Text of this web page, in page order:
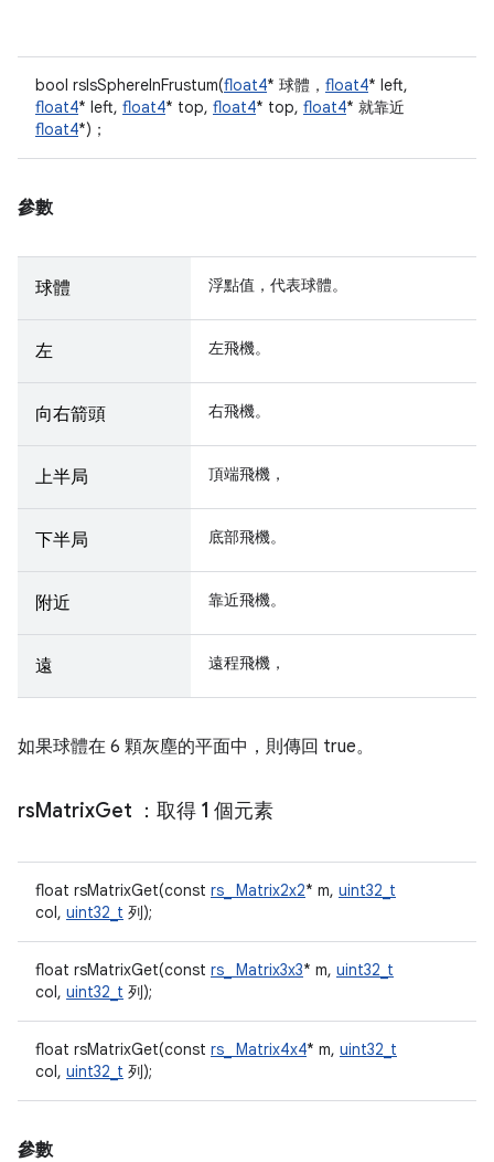
bool rsIsSphereInFrustum(float4* 球體， float4* left,
float4* left, float4* top, float4* top, float4* 就靠近
float4*)；
參數
球體 浮點值，代表球體。
左 左飛機。
向右箭頭 右飛機。
上半局 頂端飛機，
下半局 底部飛機。
附近 靠近飛機。
遠 遠程飛機，
如果球體在 6 顆灰塵的平面中，則傳回 true。
rsMatrixGet ：取得 1 個元素
float rsMatrixGet(const rs_ Matrix2x2* m, uint32_t
col, uint32_t 列);
float rsMatrixGet(const rs_ Matrix3x3* m, uint32_t
col, uint32_t 列);
float rsMatrixGet(const rs_ Matrix4x4* m, uint32_t
col, uint32_t 列);
參數